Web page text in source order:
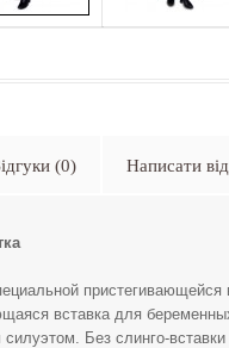
(0) Написати
вставка для
Без слинго-